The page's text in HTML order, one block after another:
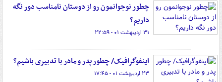
چطور نوجوانمون رو از دوستان نامناسب دور نگه
داریم؟
۳۱ اردیبهشت ۰۱ - ۲۲:۵۹
اینفوگرافیک/ چطور پدر و مادر با تدبیری باشیم؟
۲۳ اردیبهشت ۰۱ - ۱۷:۴۵